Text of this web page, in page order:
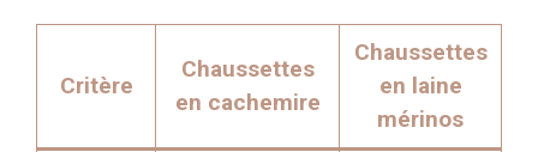
Critère
Chaussettes
en cachemire
Chaussettes
en laine
mérinos